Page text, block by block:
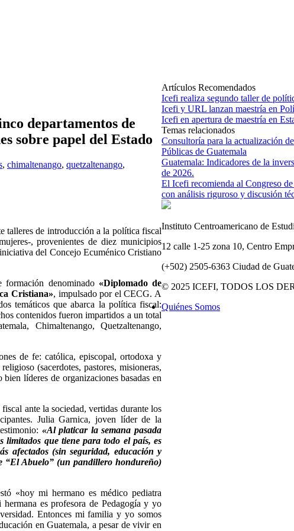
departamentos de
sobre papel del Estado
, chimaltenango, quetzaltenango,
talleres de introducción a la política fiscal
, provenientes de diez municipios
del Concejo Ecuménico Cristiano
formación denominado «Diplomado de
Cristiana», impulsado por el CECG. A
temáticos que abarca la política fiscal:
contenidos fueron impartidos a un total
Chimaltenango, Quetzaltenango,
de fe: católica, episcopal, ortodoxa y
(sacerdotes, pastores, misioneras,
líderes de organizaciones basadas en
ante la sociedad, vertidas durante los
Julia Garnica, joven líder de la
«Al platicar la semana pasada
limitados que tiene para todo el país, es
afectados (sin seguridad, educación y
“El Abuelo” (un pandillero hondureño)
«hoy mi hermano es médico pediatra
es profesora de Pedagogía y yo
Entonces mi familia y yo somos
en Guatemala, a pesar de vivir en
Artículos Recomendados
Icefi realiza segundo taller de
Icefi y URL lanzan maestría en
Icefi en apertura de maestría en
Temas relacionados
Consultoría para la actualización
Públicas de Guatemala
Guatemala: Indicadores de la
de 2026.
El Icefi recomienda al Congreso
con análisis riguroso y discusión
Instituto Centroamericano de
12 calle 1-25 zona 10, Centro
(+502) 2505-6363 Ciudad de
© 2025 ICEFI, TODOS LOS
Quiénes Somos